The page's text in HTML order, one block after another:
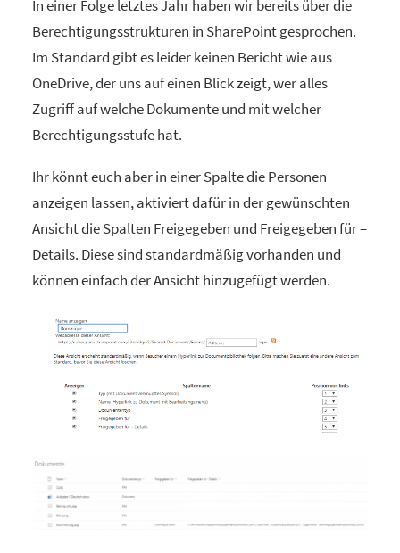
In einer Folge letztes Jahr haben wir bereits über die
Berechtigungsstrukturen in SharePoint gesprochen.
Im Standard gibt es leider keinen Bericht wie aus
OneDrive, der uns auf einen Blick zeigt, wer alles
Zugriff auf welche Dokumente und mit welcher
Berechtigungsstufe hat.
Ihr könnt euch aber in einer Spalte die Personen
anzeigen lassen, aktiviert dafür in der gewünschten
Ansicht die Spalten Freigegeben und Freigegeben für –
Details. Diese sind standardmäßig vorhanden und
können einfach der Ansicht hinzugefügt werden.